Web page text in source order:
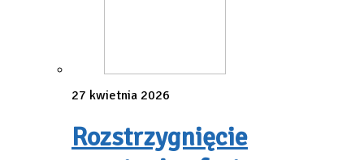
27 kwietnia 2026
Rozstrzygnięcie